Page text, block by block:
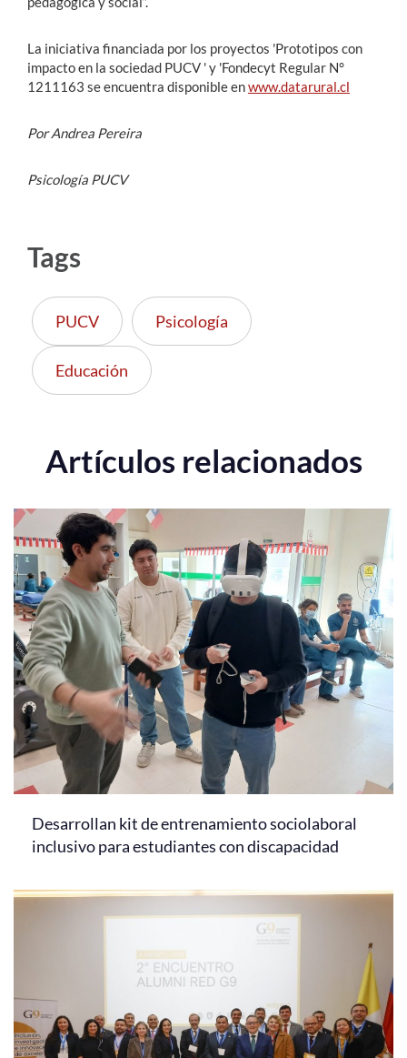
La iniciativa financiada por los proyectos 'Prototipos con
impacto en la sociedad PUCV ' y 'Fondecyt Regular N°
1211163 se encuentra disponible enwww.datarural.cl
Por Andrea Pereira
Psicología PUCV
Tags
PUCV Psicología
Educación
Artículos relacionados
Desarrollan kit de entrenamiento sociolaboral
inclusivo para estudiantes con discapacidad